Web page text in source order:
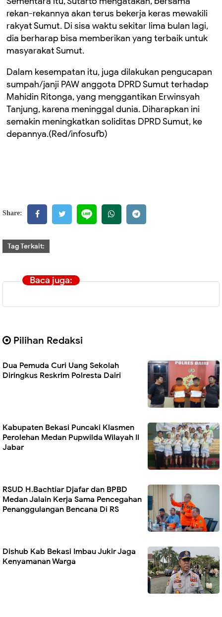
rekan-rekannya akan terus bekerja keras mewakili
rakyat Sumut. Di sisa waktu sekitar lima bulan lagi,
dia berharap bisa memberikan yang terbaik untuk
masyarakat Sumut.
Dalam kesempatan itu, juga dilakukan pengucapan
sumpah/janji PAW anggota DPRD Sumut terhadap
Mahidin Ritonga, yang menggantikan Erwinsyah
Tanjung, karena meninggal dunia. Diharapkan ini
semakin meningkatkan soliditas DPRD Sumut, ke
depannya.(Red/infosufb)
Share:
Tag Terkait:
Baca juga:
Pilihan Redaksi
Dua Pemuda Curi Uang Sekolah
Diringkus Reskrim Polresta Dairi
Kabupaten Bekasi Puncaki Klasmen
Perolehan Medan Pupwilda Wilayah II
Jabar
RSUD H.Bachtiar Djafar dan BPBD
Medan Jalain Kerja Sama Pencegahan
Penanggulangan Bencana Di RS
Dishub Kab Bekasi Imbau Jukir Jaga
Kenyamanan Warga